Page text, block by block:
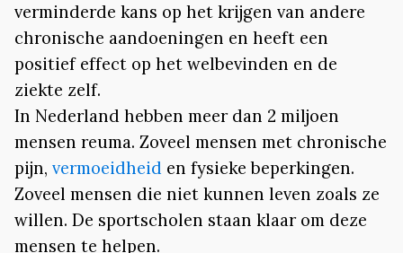
verminderde kans op het krijgen van andere
chronische aandoeningen en heeft een
positief effect op het welbevinden en de
ziekte zelf.
In Nederland hebben meer dan 2 miljoen
mensen reuma. Zoveel mensen met chronische
pijn, vermoeidheid en fysieke beperkingen.
Zoveel mensen die niet kunnen leven zoals ze
willen. De sportscholen staan klaar om deze
mensen te helpen.